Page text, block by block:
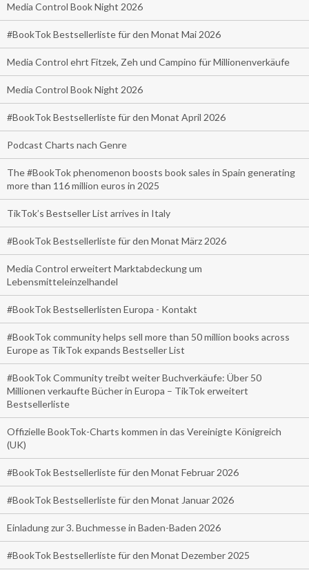
Media Control Book Night 2026
#BookTok Bestsellerliste für den Monat Mai 2026
Media Control ehrt Fitzek, Zeh und Campino für Millionenverkäufe
Media Control Book Night 2026
#BookTok Bestsellerliste für den Monat April 2026
Podcast Charts nach Genre
The #BookTok phenomenon boosts book sales in Spain generating
more than 116 million euros in 2025
TikTok’s Bestseller List arrives in Italy
#BookTok Bestsellerliste für den Monat März 2026
Media Control erweitert Marktabdeckung um
Lebensmitteleinzelhandel
#BookTok Bestsellerlisten Europa - Kontakt
#BookTok community helps sell more than 50 million books across
Europe as TikTok expands Bestseller List
#BookTok Community treibt weiter Buchverkäufe: Über 50
Millionen verkaufte Bücher in Europa – TikTok erweitert
Bestsellerliste
Offizielle BookTok-Charts kommen in das Vereinigte Königreich
(UK)
#BookTok Bestsellerliste für den Monat Februar 2026
#BookTok Bestsellerliste für den Monat Januar 2026
Einladung zur 3. Buchmesse in Baden-Baden 2026
#BookTok Bestsellerliste für den Monat Dezember 2025